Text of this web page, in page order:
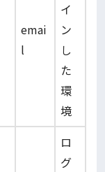
emai
l
イ
ン
し
た
環
境
ロ
グ